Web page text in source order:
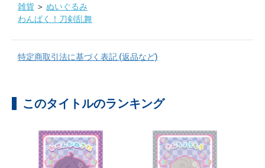
雑貨 ＞ ぬいぐるみ
わんぱく！刀剣乱舞
特定商取引法に基づく表記 (返品など)
このタイトルのランキング